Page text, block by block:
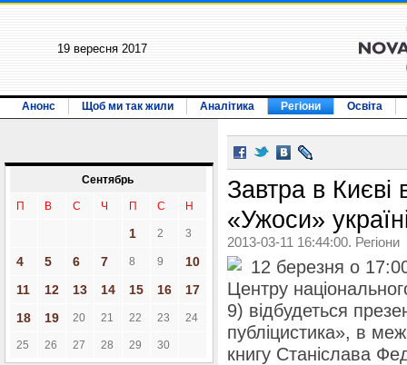
19 вересня 2017
Анонс Щоб ми так жили Аналітика Регіони Освіта
Сентябрь
П В С Ч П С Н
1 2 3
4 5 6 7 8 9
10
11
12 13 14 15 16
17
18
19 20 21 22 23 24
25 26 27 28 29 30
Завтра в Києві
«Ужоси»
2013-03-11 16:44:00. Регіони
12 березня о
Центру
9) відбудеться
публіцистика», в
книгу Станіслава